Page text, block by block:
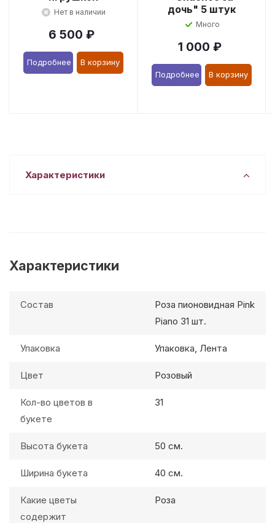
Нет в наличии
6 500 ₽
Подробнее В корзину
дочь" 5 штук
Много
1 000 ₽
Подробнее В корзину
Характеристики
Характеристики
Состав
Роза пионовидная Pink
Piano 31 шт.
Упаковка Упаковка, Лента
Цвет Розовый
Кол-во цветов в
букете
31
Высота букета 50 см.
Ширина букета 40 см.
Какие цветы
содержит
Роза